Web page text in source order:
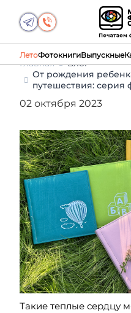
ЛетоФотокнигиВыпускные
Главная
Блог
От рождения
путешествия: серия
02 октября 2023
Такие теплые сердцу